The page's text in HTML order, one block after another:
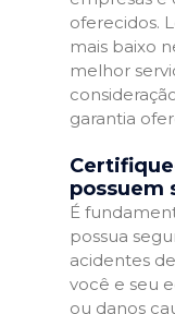
oferecidos.
mais baixo
melhor
garantia
possuem
É
possua
acidentes
você e seu
ou danos